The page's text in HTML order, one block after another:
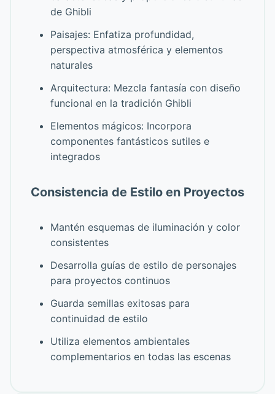
de Ghibli
Paisajes: Enfatiza profundidad,
perspectiva atmosférica y elementos
naturales
Arquitectura: Mezcla fantasía con diseño
funcional en la tradición Ghibli
Elementos mágicos: Incorpora
componentes fantásticos sutiles e
integrados
Consistencia de Estilo en Proyectos
Mantén esquemas de iluminación y color
consistentes
Desarrolla guías de estilo de personajes
para proyectos continuos
Guarda semillas exitosas para
continuidad de estilo
Utiliza elementos ambientales
complementarios en todas las escenas